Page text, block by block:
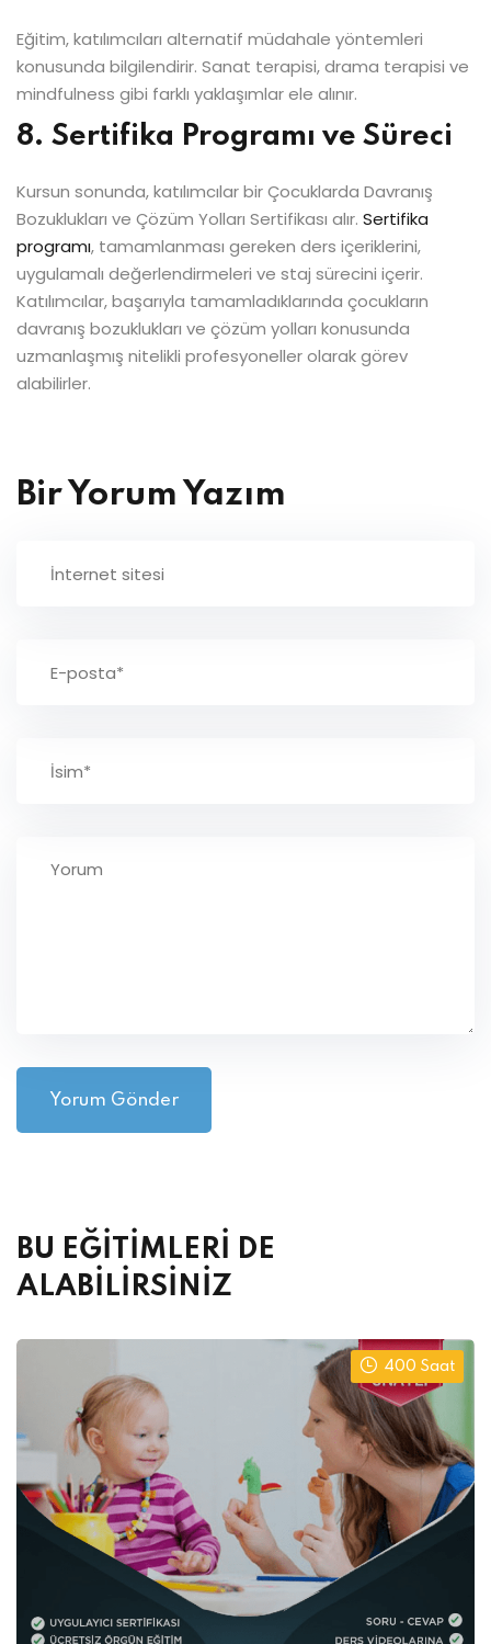
Eğitim, katılımcıları alternatif müdahale yöntemleri
konusunda bilgilendirir. Sanat terapisi, drama terapisi ve
mindfulness gibi farklı yaklaşımlar ele alınır.
8. Sertifika Programı ve Süreci
Kursun sonunda, katılımcılar bir Çocuklarda Davranış
Bozuklukları ve Çözüm Yolları Sertifikası alır. Sertifika
programı, tamamlanması gereken ders içeriklerini,
uygulamalı değerlendirmeleri ve staj sürecini içerir.
Katılımcılar, başarıyla tamamladıklarında çocukların
davranış bozuklukları ve çözüm yolları konusunda
uzmanlaşmış nitelikli profesyoneller olarak görev
alabilirler.
Bir Yorum Yazım
BU EĞİTİMLERİ DE
ALABİLİRSİNİZ
400 Saat